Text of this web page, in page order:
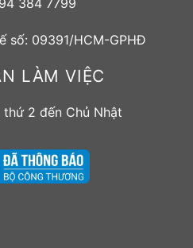
384 7799
số: 09391/HCM-GPHĐ
LÀM VIỆC
2 đến Chủ Nhật